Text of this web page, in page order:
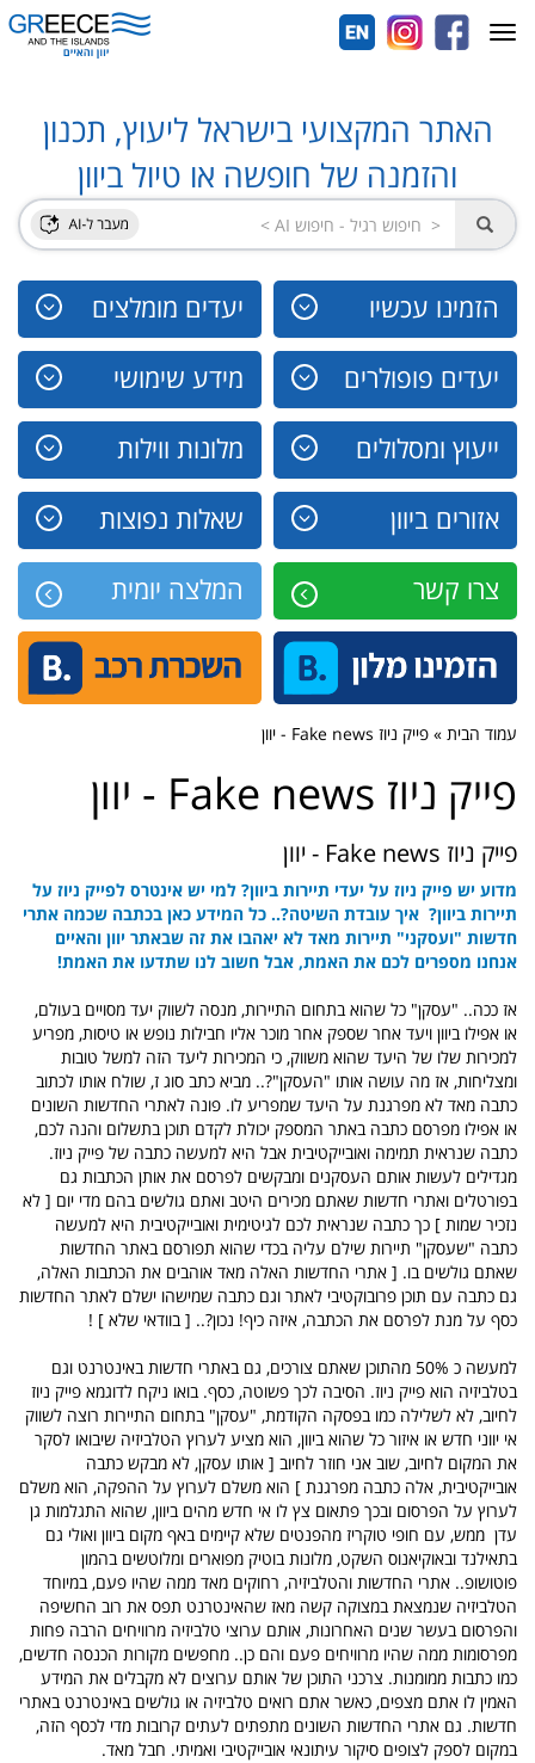
האתר המקצועי בישראל ליעוץ, תכנון
והזמנה של חופשה או טיול ביוון
הזמינו עכשיו יעדים מומלצים
יעדים פופולרים מידע שימושי
ייעוץ ומסלולים מלונות ווילות
אזורים ביוון שאלות נפוצות
צרו קשר המלצה יומית
Toggle
navigation
עמוד הבית » פייק ניוז Fake news - יוון
פייק ניוז Fake news - יוון
פייק ניוז Fake news - יוון
מדוע יש פייק ניוז על יעדי תיירות ביוון? למי יש אינטרס לפייק ניוז על
תיירות ביוון? איך עובדת השיטה?.. כל המידע כאן בכתבה שכמה אתרי
חדשות "ועסקני" תיירות מאד לא יאהבו את זה שבאתר יוון והאיים
אנחנו מספרים לכם את האמת, אבל חשוב לנו שתדעו את האמת!
אז ככה.. "עסקן" כל שהוא בתחום התיירות, מנסה לשווק יעד מסויים בעולם,
או אפילו ביוון ויעד אחר שספק אחר מוכר אליו חבילות נופש או טיסות, מפריע
למכירות שלו של היעד שהוא משווק, כי המכירות ליעד הזה למשל טובות
ומצליחות, אז מה עושה אותו "העסקן"?.. מביא כתב סוג ז, שולח אותו לכתוב
כתבה מאד לא מפרגנת על היעד שמפריע לו. פונה לאתרי החדשות השונים
או אפילו מפרסם כתבה באתר המספק יכולת לקדם תוכן בתשלום והנה לכם,
כתבה שנראית תמימה ואובייקטיבית אבל היא למעשה כתבה של פייק ניוז.
מגדילים לעשות אותם העסקנים ומבקשים לפרסם את אותן הכתבות גם
בפורטלים ואתרי חדשות שאתם מכירים היטב ואתם גולשים בהם מדי יום [ לא
נזכיר שמות ] כך כתבה שנראית לכם לגיטימית ואובייקטיבית היא למעשה
כתבה "שעסקן" תיירות שילם עליה בכדי שהוא תפורסם באתר החדשות
שאתם גולשים בו. [ אתרי החדשות האלה מאד אוהבים את הכתבות האלה,
גם כתבה עם תוכן פרובוקטיבי לאתר וגם כתבה שמישהו ישלם לאתר החדשות
כסף על מנת לפרסם את הכתבה, איזה כיף! נכון?.. [ בוודאי שלא ] !
למעשה כ 50% מהתוכן שאתם צורכים, גם באתרי חדשות באינטרנט וגם
בטלביזיה הוא פייק ניוז. הסיבה לכך פשוטה, כסף. בואו ניקח לדוגמא פייק ניוז
לחיוב, לא לשלילה כמו בפסקה הקודמת, "עסקן" בתחום התיירות רוצה לשווק
אי יווני חדש או איזור כל שהוא ביוון, הוא מציע לערוץ הטלביזיה שיבואו לסקר
את המקום לחיוב, שוב אני חוזר לחיוב [ אותו עסקן, לא מבקש כתבה
אובייקטיבית, אלה כתבה מפרגנת ] הוא משלם לערוץ על ההפקה, הוא משלם
לערוץ על הפרסום ובכך פתאום צץ לו אי חדש מהים ביוון, שהוא התגלמות גן
עדן ממש, עם חופי טוקריז מהפנטים שלא קיימים באף מקום ביוון ואולי גם
בתאילנד ובאוקיאנוס השקט, מלונות בוטיק מפוארים ומלוטשים בהמון
פוטושופ.. אתרי החדשות והטלביזיה, רחוקים מאד ממה שהיו פעם, במיוחד
הטלביזיה שנמצאת במצוקה קשה מאז שהאינטרנט תפס את רוב החשיפה
והפרסום בעשר שנים האחרונות, אותם ערוצי טלביזיה מרוויחים הרבה פחות
מפרסומות ממה שהיו מרוויחים פעם והם כן.. מחפשים מקורות הכנסה חדשים,
כמו כתבות ממומנות. צרכני התוכן של אותם ערוצים לא מקבלים את המידע
האמין לו אתם מצפים, כאשר אתם רואים טלביזיה או גולשים באינטרנט באתרי
חדשות. גם אתרי החדשות השונים מתפתים לעתים קרובות מדי לכסף הזה,
במקום לספק לצופים סיקור עיתונאי אובייקטיבי ואמיתי. חבל מאד.